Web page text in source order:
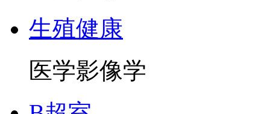
生殖健康
医学影像学